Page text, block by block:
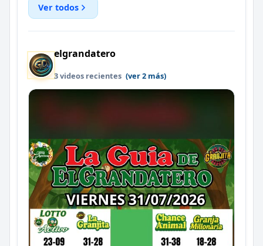
Ver todos
elgrandatero
3 videos recientes (ver 2 más)